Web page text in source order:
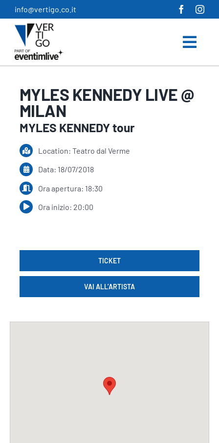
Salta
al
contenuto
info@vertigo.co.it
MYLES KENNEDY LIVE @
MILAN
MYLES KENNEDY tour
Location: Teatro dal Verme
Data: 18/07/2018
Ora apertura: 18:30
Ora inizio: 20:00
TICKET
VAI ALL’ARTISTA